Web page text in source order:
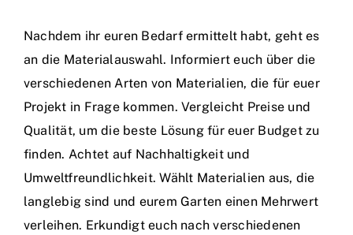
Nachdem ihr euren Bedarf ermittelt habt, geht es
an die Materialauswahl. Informiert euch über die
verschiedenen Arten von Materialien, die für euer
Projekt in Frage kommen. Vergleicht Preise und
Qualität, um die beste Lösung für euer Budget zu
finden. Achtet auf Nachhaltigkeit und
Umweltfreundlichkeit. Wählt Materialien aus, die
langlebig sind und eurem Garten einen Mehrwert
verleihen. Erkundigt euch nach verschiedenen